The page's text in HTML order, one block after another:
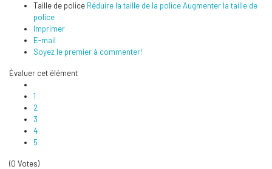
Taille de police Réduire la taille de la policeAugmenter la taille de
police
Imprimer
E-mail
Soyez le premier à commenter!
Évaluer cet élément
1
2
3
4
5
(0 Votes)